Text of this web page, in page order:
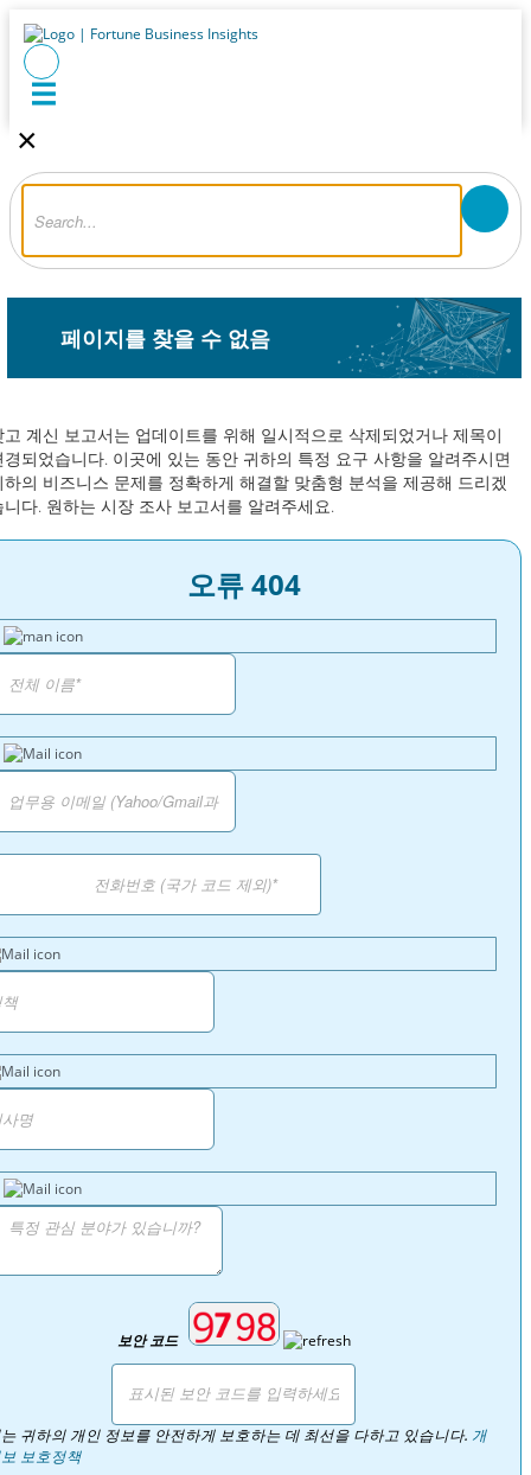
×
페이지를 찾을 수 없음
고 계신 보고서는 업데이트를 위해 일시적으로 삭제되었거나 제목이
경되었습니다. 이곳에 있는 동안 귀하의 특정 요구 사항을 알려주시면
하의 비즈니스 문제를 정확하게 해결할 맞춤형 분석을 제공해 드리겠
니다. 원하는 시장 조사 보고서를 알려주세요.
오류 404
보안 코드
귀하의 개인 정보를 안전하게 보호하는 데 최선을 다하고 있습니다. 개
보호정책